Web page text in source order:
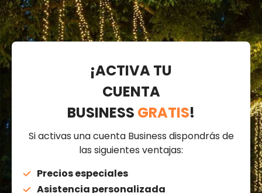
¡ACTIVA TU
CUENTA
BUSINESS GRATIS!
Si activas una cuenta Business dispondrás de
las siguientes ventajas:
Precios especiales
Asistencia personalizada